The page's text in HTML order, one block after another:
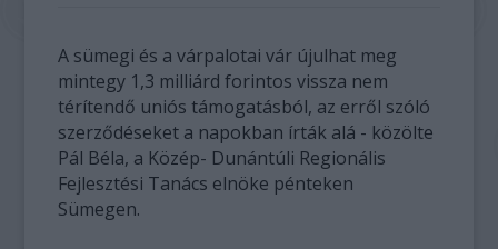
A sümegi és a várpalotai vár újulhat meg
mintegy 1,3 milliárd forintos vissza nem
térítendő uniós támogatásból, az erről szóló
szerződéseket a napokban írták alá - közölte
Pál Béla, a Közép- Dunántúli Regionális
Fejlesztési Tanács elnöke pénteken
Sümegen.